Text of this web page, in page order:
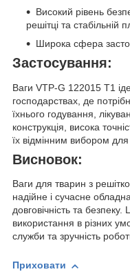
Високий рівень
решітці та стабільній
Широка сфера
Застосування:
Ваги VTP-G 122015 T1
господарствах, де
їхнього годування,
конструкція, висока
їх відмінним вибором для
Висновок:
Ваги для тварин з
надійне і сучасне
довговічність та
використання в різних
служби та зручність
Приховати